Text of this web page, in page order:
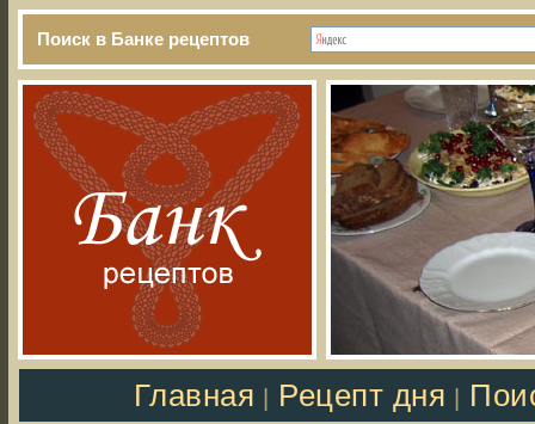
Поиск в Банке рецептов
Главная Рецепт дня